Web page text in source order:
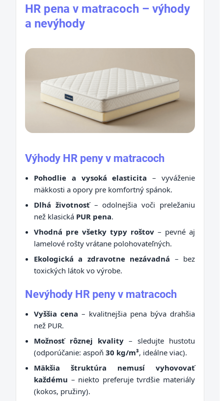
HR pena v matracoch – výhody
a nevýhody
Výhody HR peny v matracoch
Pohodlie a vysoká elasticita – vyváženie
mäkkosti a opory pre komfortný spánok.
Dlhá životnosť– odolnejšia voči preležaniu
než klasická PUR pena.
Vhodná pre všetky typy roštov – pevné aj
lamelové rošty vrátane polohovateľných.
Ekologická a zdravotne nezávadná – bez
toxických látok vo výrobe.
Nevýhody HR peny v matracoch
Vyššia cena – kvalitnejšia pena býva drahšia
než PUR.
Možnosť rôznej kvality – sledujte hustotu
(odporúčanie: aspoň 30 kg/m³, ideálne viac).
Mäkšia štruktúra nemusí vyhovovať
každému – niekto preferuje tvrdšie materiály
(kokos, pružiny).